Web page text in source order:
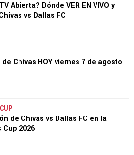
Abierta? Dónde VER EN VIVO y
vs Dallas FC
Chivas HOY viernes 7 de agosto
de Chivas vs Dallas FC en la
Cup 2026